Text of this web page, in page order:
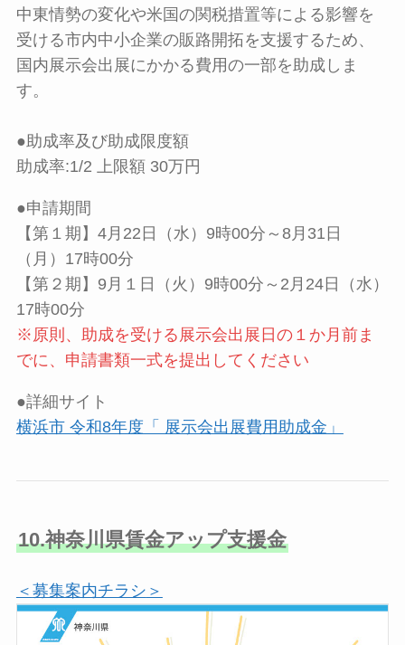
中東情勢の変化や米国の関税措置等による影響を
受ける市内中小企業の販路開拓を支援するため、
国内展示会出展にかかる費用の一部を助成しま
す。
●助成率及び助成限度額
助成率:1/2 上限額 30万円
●申請期間
【第１期】4月22日（水）9時00分～8月31日
（月）17時00分
【第２期】9月１日（火）9時00分～2月24日（水）
17時00分
※原則、助成を受ける展示会出展日の１か月前ま
でに、申請書類一式を提出してください
●詳細サイト
横浜市 令和8年度「 展示会出展費用助成金」
10.神奈川県賃金アップ支援金
＜ 募集案内チラシ ＞